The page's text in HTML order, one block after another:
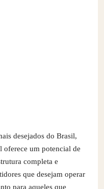
desejados do Brasil,
oferece um potencial de
completa e
que desejam operar
para aqueles que